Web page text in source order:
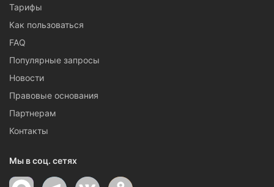
Тарифы
Как пользоваться
FAQ
Популярные запросы
Новости
Правовые основания
Партнерам
Контакты
Мы в соц. сетях